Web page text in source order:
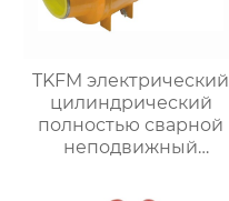
TKFM электрический
цилиндрический
полностью сварной
неподвижный